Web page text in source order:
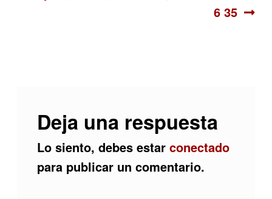
6 35
Deja una respuesta
Lo siento, debes estar conectado
para publicar un comentario.